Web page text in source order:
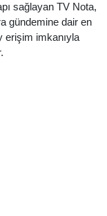
sağlayan TV Nota,
gündemine dair en
erişim imkanıyla